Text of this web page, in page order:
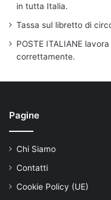
in tutta Italia.
Tassa sul libretto di
POSTE ITALIANE
correttamente.
Pagine
Chi Siamo
Contatti
Cookie Policy (UE)